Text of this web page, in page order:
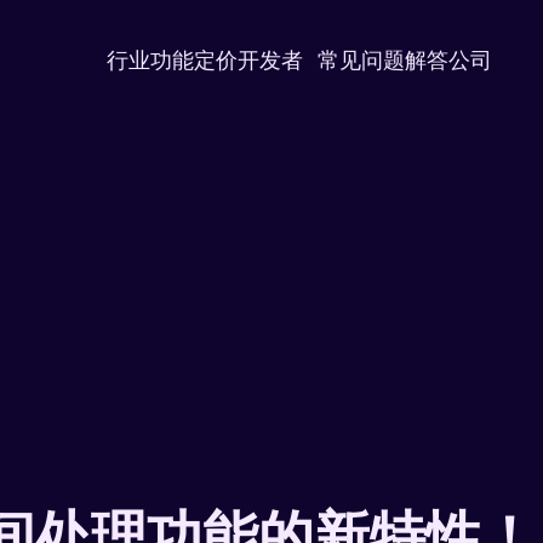
行业功能定价开发者 常见问题解答公司